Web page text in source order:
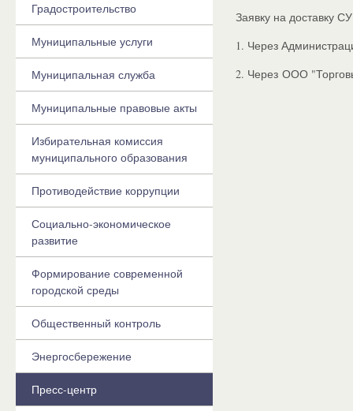
Заявку на доставку
1. Через
2. Через ООО
Градостроительство
Муниципальные услуги
Муниципальная служба
Муниципальные правовые акты
Избирательная комиссия
муниципального образования
Противодействие коррупции
Социально-экономическое
развитие
Формирование современной
городской среды
Общественный контроль
Энергосбережение
Пресс-центр